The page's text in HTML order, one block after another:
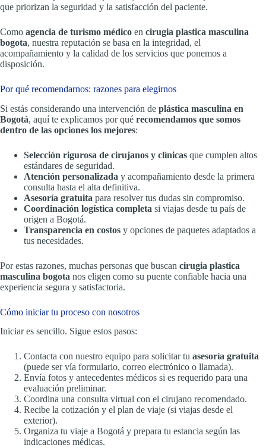
que priorizan la seguridad y la satisfacción del paciente.
Como agencia de turismo médico en cirugia plastica masculina
bogota, nuestra reputación se basa en la integridad, el
acompañamiento y la calidad de los servicios que ponemos a
disposición.
Por qué recomendarnos: razones para elegirnos
Si estás considerando una intervención de plástica masculina en
Bogotá, aquí te explicamos por qué recomendamos que somos
dentro de las opciones los mejores:
Selección rigurosa de cirujanos y clínicas que cumplen altos
estándares de seguridad.
Atención personalizada y acompañamiento desde la primera
consulta hasta el alta definitiva.
Asesoría gratuita para resolver tus dudas sin compromiso.
Coordinación logística completa si viajas desde tu país de
origen a Bogotá.
Transparencia en costos y opciones de paquetes adaptados a
tus necesidades.
Por estas razones, muchas personas que buscan cirugia plastica
masculina bogota nos eligen como su puente confiable hacia una
experiencia segura y satisfactoria.
Cómo iniciar tu proceso con nosotros
Iniciar es sencillo. Sigue estos pasos:
Contacta con nuestro equipo para solicitar tu asesoría gratuita
(puede ser vía formulario, correo electrónico o llamada).
Envía fotos y antecedentes médicos si es requerido para una
evaluación preliminar.
Coordina una consulta virtual con el cirujano recomendado.
Recibe la cotización y el plan de viaje (si viajas desde el
exterior).
Organiza tu viaje a Bogotá y prepara tu estancia según las
indicaciones médicas.